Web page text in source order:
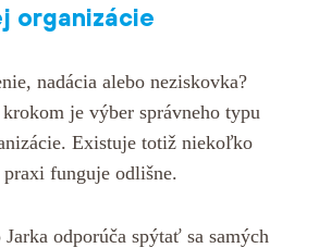
organizácie
nadácia alebo neziskovka?
je výber správneho typu
Existuje totiž niekoľko
funguje odlišne.
odporúča spýtať sa samých